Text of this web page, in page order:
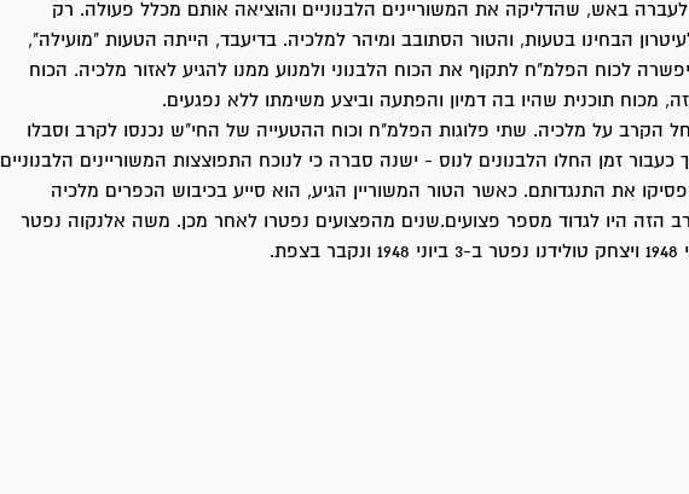
באש, שהדליקה את המשוריינים הלבנוניים והוציאה אותם מכלל פעולה. רק
הבחינו בטעות, והטור הסתובב ומיהר למלכיה. בדיעבד, הייתה הטעות "מועילה",
לכוח הפלמ"ח לתקוף את הכוח הלבנוני ולמנוע ממנו להגיע לאזור מלכיה. הכוח
מכוח תוכנית שהיו בה דמיון והפתעה וביצע משימתו ללא נפגעים.
הקרב על מלכיה. שתי פלוגות הפלמ"ח וכוח ההטעייה של החי"ש נכנסו לקרב וסבלו
כעבור זמן החלו הלבנונים לנוס - ישנה סברה כי לנוכח התפוצצות המשוריינים הלבנוניים
את התנגדותם. כאשר הטור המשוריין הגיע, הוא סייע בכיבוש הכפרים מלכיה
הזה היו לגדוד מספר פצועים.שנים מהפצועים נפטרו לאחר מכן. משה אלנקוה נפטר